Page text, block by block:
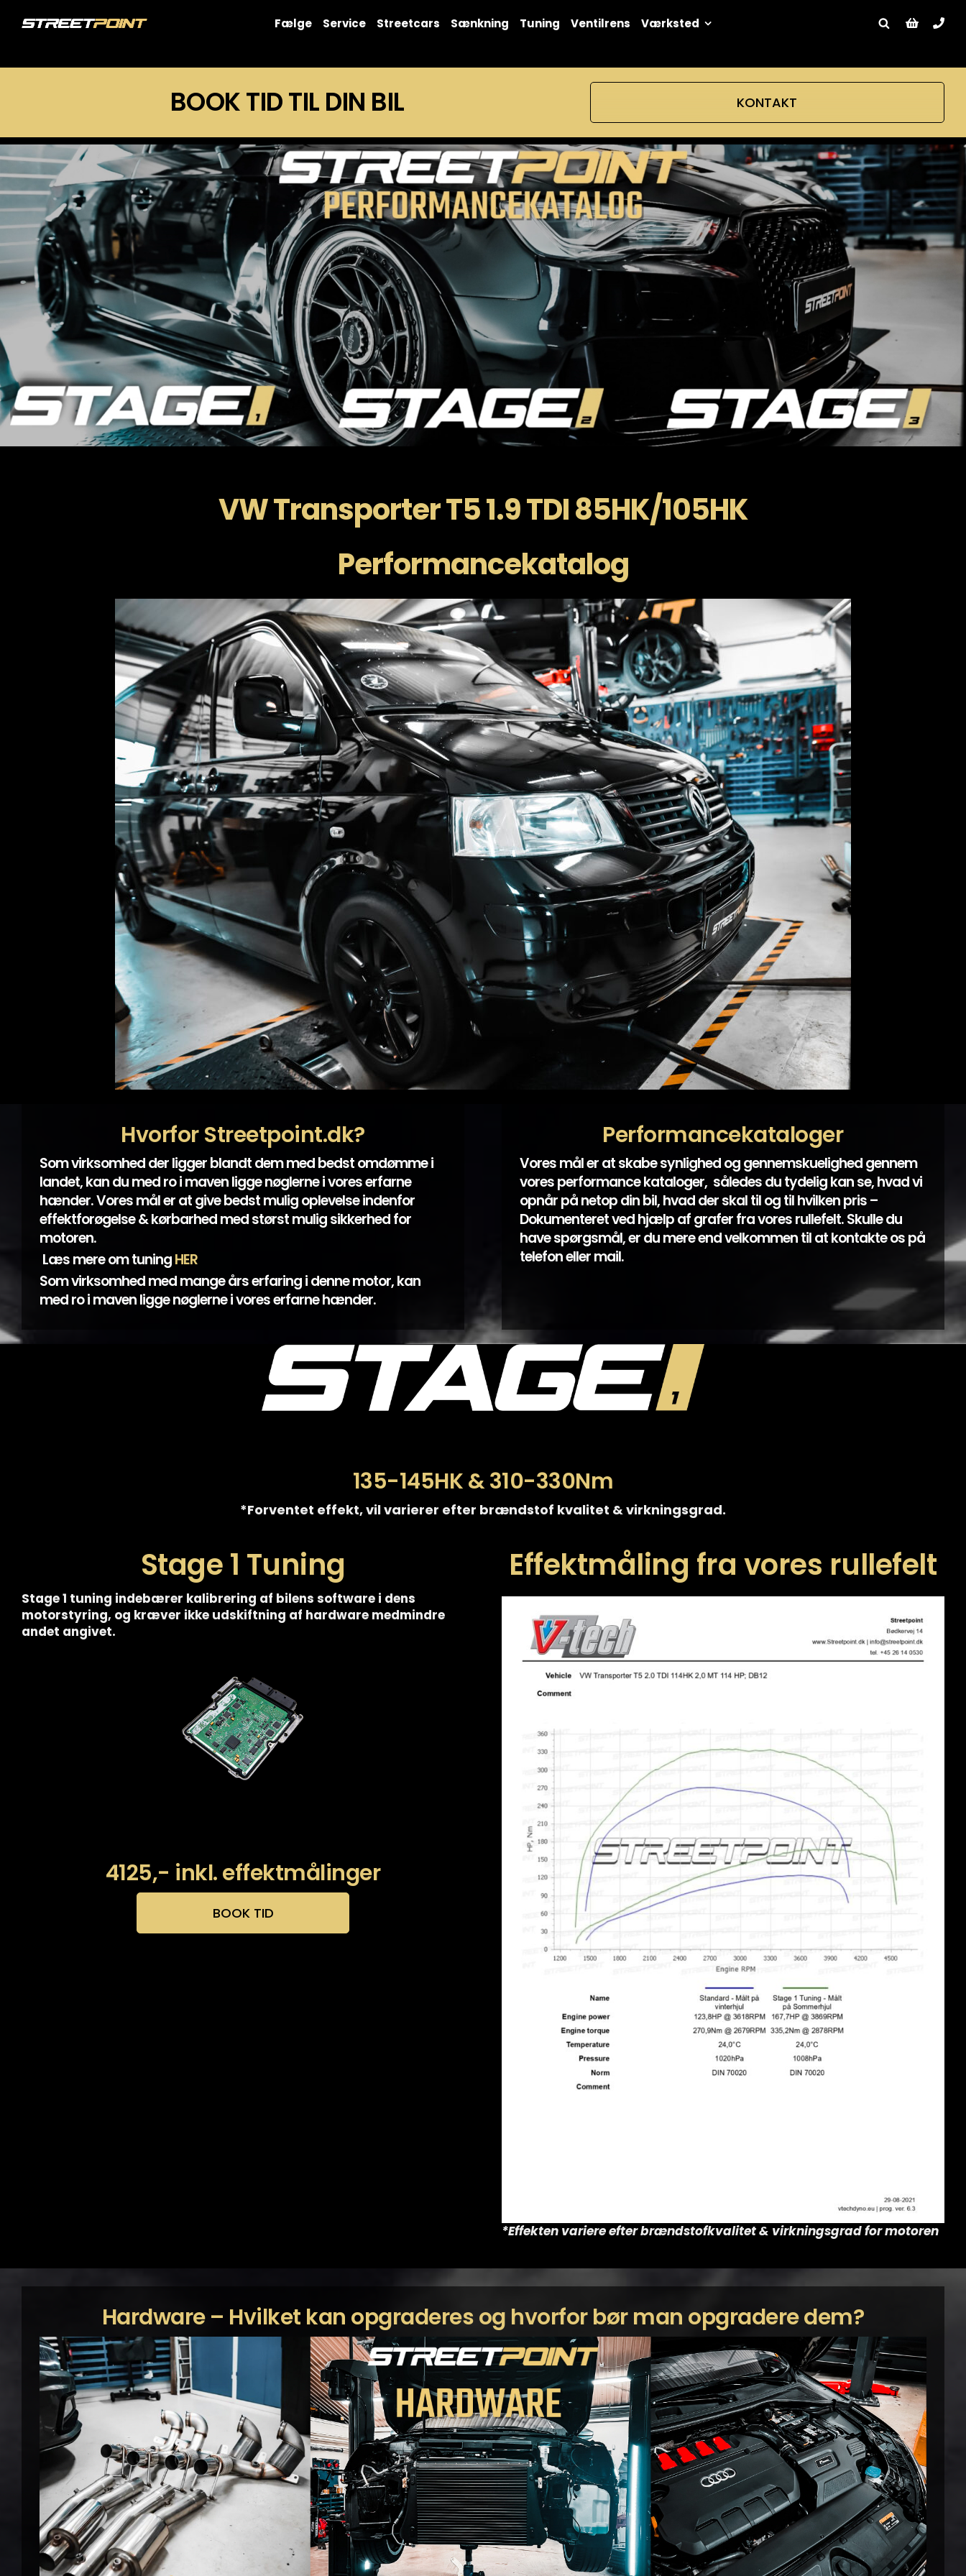
Fælge Service Streetcars Sænkning Tuning Ventilrens Værksted
BOOK TID TIL DIN BIL KONTAKT
VW Transporter T5 1.9 TDI 85HK/105HK
Performancekatalog
Hvorfor Streetpoint.dk?
Som virksomhed der ligger blandt dem med bedst omdømme i
landet, kan du med ro i maven ligge nøglerne i vores erfarne
hænder. Vores mål er at give bedst mulig oplevelse indenfor
effektforøgelse & kørbarhed med størst mulig sikkerhed for
motoren.
Læs mere om tuningHER
Som virksomhed med mange års erfaring i denne motor, kan
med ro i maven ligge nøglerne i vores erfarne hænder.
Performancekataloger
Vores mål er at skabe synlighed og gennemskuelighed gennem
vores performance kataloger, således du tydelig kan se, hvad vi
opnår på netop din bil, hvad der skal til og til hvilken pris –
Dokumenteret ved hjælp af grafer fra vores rullefelt. Skulle du
have spørgsmål, er du mere end velkommen til at kontakte os på
telefon eller mail.
135-145HK & 310-330Nm
*Forventet effekt, vil varierer efter brændstof kvalitet & virkningsgrad.
Stage 1 Tuning
Stage 1 tuning indebærer kalibrering af bilens software i dens
motorstyring, og kræver ikke udskiftning af hardware medmindre
andet angivet.
4125,- inkl. effektmålinger
BOOK TID
Effektmåling fra vores rullefelt
*Effekten variere efter brændstofkvalitet & virkningsgrad for motoren
Hardware – Hvilket kan opgraderes og hvorfor bør man opgradere dem?